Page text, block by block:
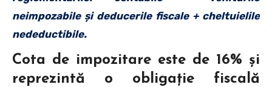
neimpozabile şi deducerile fiscale + cheltuielile
nedeductibile.
Cota de impozitare este de 16% şi
reprezintă o obligaţie fiscală